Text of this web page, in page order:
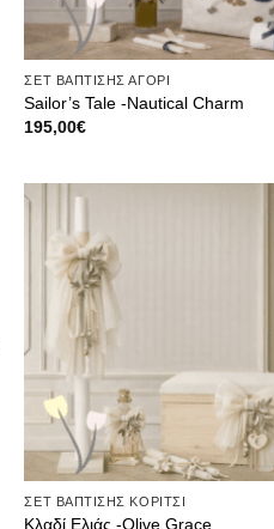
ΣΕΤ ΒΑΠΤΙΣΗΣ ΑΓΟΡΙ
Sailor’s Tale -Nautical Charm
195,00€
ΣΕΤ ΒΑΠΤΙΣΗΣ ΚΟΡΙΤΣΙ
Κλαδί Ελιάς -Olive Grace